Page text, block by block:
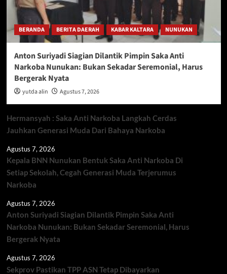
BERANDA BERITA DAERAH KABAR KALTARA NUNUKAN
Anton Suriyadi Siagian Dilantik Pimpin Saka Anti
Narkoba Nunukan: Bukan Sekadar Seremonial, Harus
Bergerak Nyata
yutda alin Agustus 7, 2026
Hermansyah : Saka Anti Narkoba Langkah Cerdas
Jauhkan Generasi Muda Dari Bahaya Narkoba
Agustus 7, 2026
Kepala BNN Nunukan Bentuk Saka Anti Narkoba Di
Setiap Sekolah, Cegah Generasi Muda Terjerumus
Narkoba
Agustus 7, 2026
Anton Suriyadi Siagian Dilantik Pimpin Saka Anti
Narkoba Nunukan: Bukan Sekadar Seremonial, Harus
Bergerak Nyata
Agustus 7, 2026
Sekprov Pastikan TPP ASN Tetap Dibayarkan